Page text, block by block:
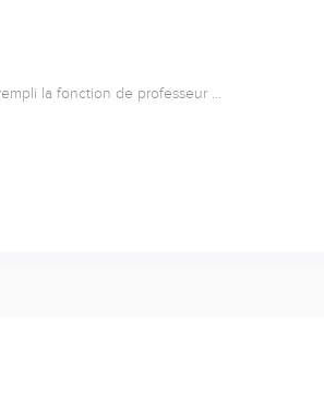
la fonction de professeur …